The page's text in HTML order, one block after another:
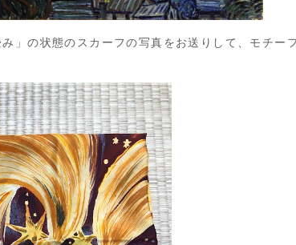
」の状態のスカーフの写真をお送りして、モチー